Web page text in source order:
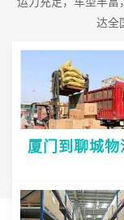
达全
厦门到聊城物